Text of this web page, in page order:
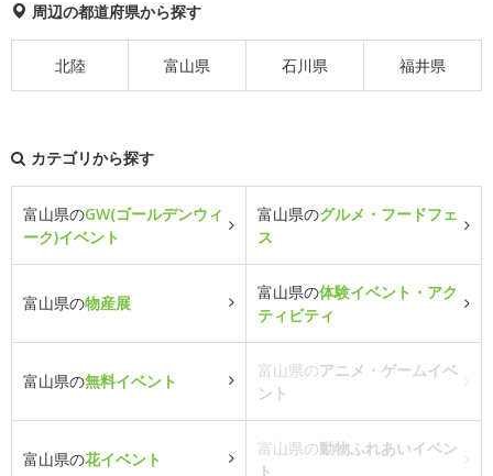
周辺の都道府県から探す
北陸 富山県 石川県 福井県
カテゴリから探す
富山県のGW(ゴールデンウィ
ーク)イベント
富山県のグルメ・フードフェ
ス
富山県の物産展
富山県の体験イベント・アク
ティビティ
富山県の無料イベント
富山県のアニメ・ゲームイベ
ント
富山県の花イベント
富山県の動物ふれあいイベン
ト